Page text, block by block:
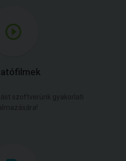
szoftverünk gyakorlati